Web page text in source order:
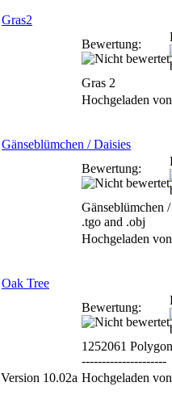
Gras2
Bewertung:
Gras 2
Hochgeladen
Gänseblümchen / Daisies
Bewertung:
Gänseblümchen
.tgo and .obj
Hochgeladen
Oak Tree
Bewertung:
1252061
---------------------
Version 10.02a Hochgeladen